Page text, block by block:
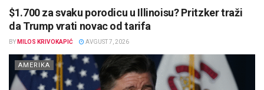
$1.700 za svaku porodicu u Illinoisu? Pritzker traži
da Trump vrati novac od tarifa
BY MILOS KRIVOKAPIĆ AVGUST 7, 2026
AMERIKA